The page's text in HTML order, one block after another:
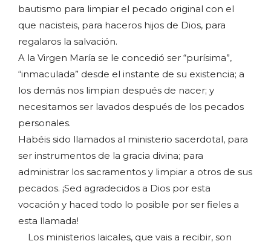
bautismo para limpiar el pecado original con el
que nacisteis, para haceros hijos de Dios, para
regalaros la salvación.
A la Virgen María se le concedió ser “purísima”,
“inmaculada” desde el instante de su existencia; a
los demás nos limpian después de nacer; y
necesitamos ser lavados después de los pecados
personales.
Habéis sido llamados al ministerio sacerdotal, para
ser instrumentos de la gracia divina; para
administrar los sacramentos y limpiar a otros de sus
pecados. ¡Sed agradecidos a Dios por esta
vocación y haced todo lo posible por ser fieles a
esta llamada!
Los ministerios laicales, que vais a recibir, son